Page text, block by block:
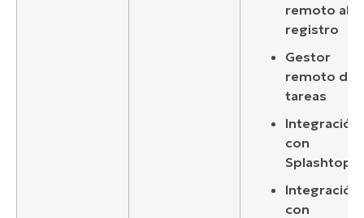
remoto al
registro
Gestor
remoto de
tareas
Integración
con
Splashtop
Integración
con